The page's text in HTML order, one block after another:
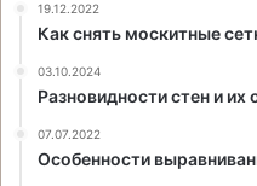
19.12.2022
Как снять москитные
03.10.2024
Разновидности стен и
07.07.2022
Особенности